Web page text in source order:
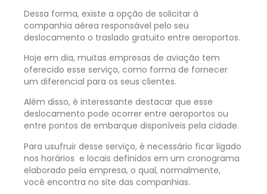
Dessa forma, existe a opção de solicitar à
companhia aérea responsável pelo seu
deslocamento o traslado gratuito entre aeroportos.
Hoje em dia, muitas empresas de aviação tem
oferecido esse serviço, como forma de fornecer
um diferencial para os seus clientes.
Além disso, é interessante destacar que esse
deslocamento pode ocorrer entre aeroportos ou
entre pontos de embarque disponíveis pela cidade.
Para usufruir desse serviço, é necessário ficar ligado
nos horários e locais definidos em um cronograma
elaborado pela empresa, o qual, normalmente,
você encontra no site das companhias.